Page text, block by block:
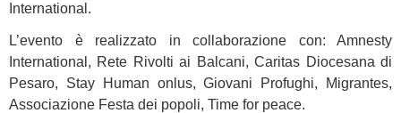
International.
L’evento è realizzato in collaborazione con: Amnesty
International, Rete Rivolti ai Balcani, Caritas Diocesana di
Pesaro, Stay Human onlus, Giovani Profughi, Migrantes,
Associazione Festa dei popoli, Time for peace.